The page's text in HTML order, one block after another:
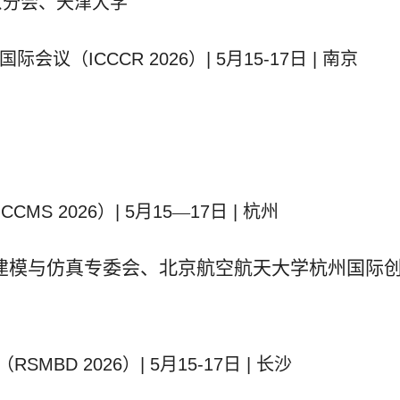
际会议（ICCCR 2026） | 5月 15-17 日 南京
2026） | 5月 15—17 日 杭州
与仿真专委会、北京航空航天大学杭州国际
RSMBD 2026） | 5月 15-17 日 长沙